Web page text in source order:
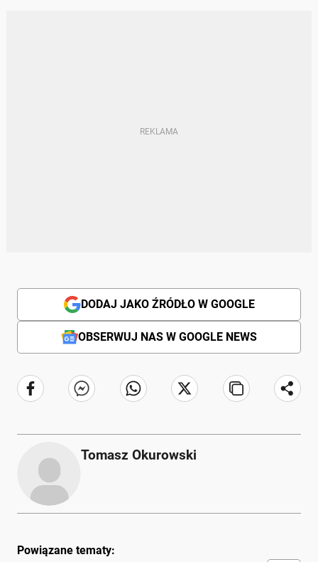
DODAJ JAKO ŹRÓDŁO W GOOGLE
OBSERWUJ NAS W GOOGLE NEWS
Tomasz Okurowski
Powiązane tematy: